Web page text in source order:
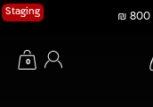
Staging
0
החשבון שלי